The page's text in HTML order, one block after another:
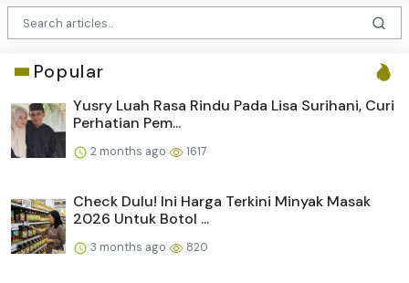
Popular
Yusry Luah Rasa Rindu Pada Lisa Surihani, Curi
Perhatian Pem...
2 months ago 1617
Check Dulu! Ini Harga Terkini Minyak Masak
2026 Untuk Botol ...
3 months ago 820